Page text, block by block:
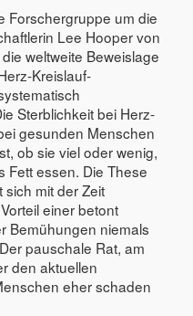
Forschergruppe um die
Lee Hooper von
weltweite Beweislage
Kreislauf-
Sterblichkeit bei Herz-
gesunden Menschen
ob sie viel oder wenig,
Fett essen. Die These
mit der Zeit
einer betont
Bemühungen niemals
pauschale Rat, am
den aktuellen
eher schaden